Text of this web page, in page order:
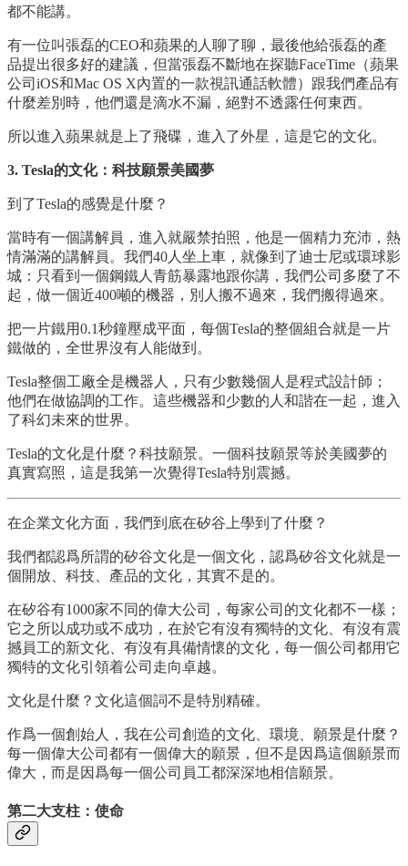
都不能講。
有一位叫張磊的CEO和蘋果的人聊了聊，最後他給張磊的產
品提出很多好的建議，但當張磊不斷地在探聽FaceTime（蘋果
公司iOS和Mac OS X內置的一款視訊通話軟體）跟我們產品有
什麼差別時，他們還是滴水不漏，絕對不透露任何東西。
所以進入蘋果就是上了飛碟，進入了外星，這是它的文化。
3. Tesla的文化：科技願景美國夢
到了Tesla的感覺是什麼？
當時有一個講解員，進入就嚴禁拍照，他是一個精力充沛，熱
情滿滿的講解員。我們40人坐上車，就像到了迪士尼或環球影
城：只看到一個鋼鐵人青筋暴露地跟你講，我們公司多麼了不
起，做一個近400噸的機器，別人搬不過來，我們搬得過來。
把一片鐵用0.1秒鐘壓成平面，每個Tesla的整個組合就是一片
鐵做的，全世界沒有人能做到。
Tesla整個工廠全是機器人，只有少數幾個人是程式設計師；
他們在做協調的工作。這些機器和少數的人和諧在一起，進入
了科幻未來的世界。
Tesla的文化是什麼？科技願景。一個科技願景等於美國夢的
真實寫照，這是我第一次覺得Tesla特別震撼。
在企業文化方面，我們到底在矽谷上學到了什麼？
我們都認爲所謂的矽谷文化是一個文化，認爲矽谷文化就是一
個開放、科技、產品的文化，其實不是的。
在矽谷有1000家不同的偉大公司，每家公司的文化都不一樣；
它之所以成功或不成功，在於它有沒有獨特的文化、有沒有震
撼員工的新文化、有沒有具備情懷的文化，每一個公司都用它
獨特的文化引領着公司走向卓越。
文化是什麼？文化這個詞不是特別精確。
作爲一個創始人，我在公司創造的文化、環境、願景是什麼？
每一個偉大公司都有一個偉大的願景，但不是因爲這個願景而
偉大，而是因爲每一個公司員工都深深地相信願景。
第二大支柱：使命